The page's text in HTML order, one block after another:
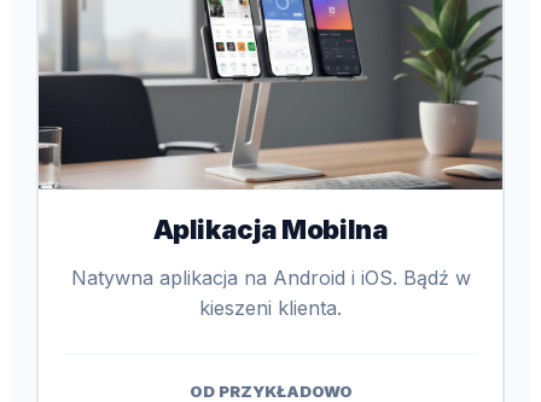
Aplikacja Mobilna
Natywna aplikacja na Android i iOS. Bądź w
kieszeni klienta.
OD PRZYKŁADOWO